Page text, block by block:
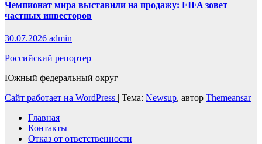
Чемпионат мира выставили на продажу: FIFA зовет
частных инвесторов
30.07.2026 admin
Российский репортер
Южный федеральный округ
Сайт работает на WordPress | Тема: Newsup, автор Themeansar
Главная
Контакты
Отказ от ответственности